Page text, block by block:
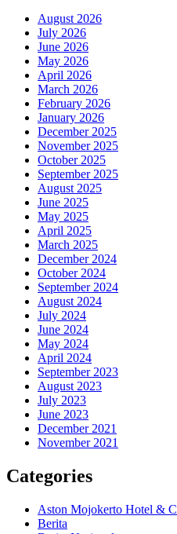
August 2026
July 2026
June 2026
May 2026
April 2026
March 2026
February 2026
January 2026
December 2025
November 2025
October 2025
September 2025
August 2025
June 2025
May 2025
April 2025
March 2025
December 2024
October 2024
September 2024
August 2024
July 2024
June 2024
May 2024
April 2024
September 2023
August 2023
July 2023
June 2023
December 2021
November 2021
Categories
Aston Mojokerto Hotel &
Berita